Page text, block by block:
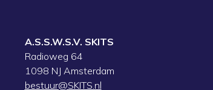
A.S.S.W.S.V. SKITS
Radioweg 64
1098 NJ Amsterdam
bestuur@SKITS.nl